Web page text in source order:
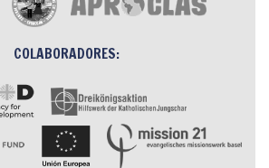
COLABORADORES: